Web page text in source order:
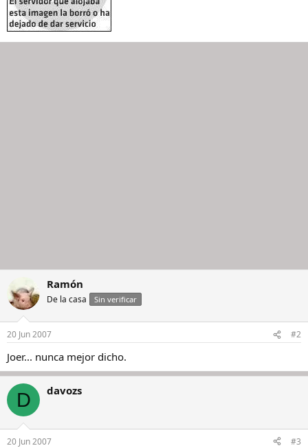
Ramón
De la casa Sin verificar
20 Jun 2007 #2
Joer... nunca mejor dicho.
D davozs
20 Jun 2007 #3